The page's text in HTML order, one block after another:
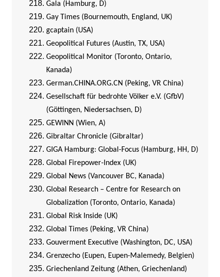
Gala (Hamburg, D)
Gay Times (Bournemouth, England, UK)
gcaptain (USA)
Geopolitical Futures (Austin, TX, USA)
Geopolitical Monitor (Toronto, Ontario,
Kanada)
German.CHINA.ORG.CN (Peking, VR China)
Gesellschaft für bedrohte Völker e.V. (GfbV)
(Göttingen, Niedersachsen, D)
GEWINN (Wien, A)
Gibraltar Chronicle (Gibraltar)
GIGA Hamburg: Global-Focus (Hamburg, HH, D)
Global Firepower-Index (UK)
Global News (Vancouver BC, Kanada)
Global Research – Centre for Research on
Globalization (Toronto, Ontario, Kanada)
Global Risk Inside (UK)
Global Times (Peking, VR China)
Gouverment Executive (Washington, DC, USA)
Grenzecho (Eupen, Eupen-Malemedy, Belgien)
Griechenland Zeitung (Athen, Griechenland)